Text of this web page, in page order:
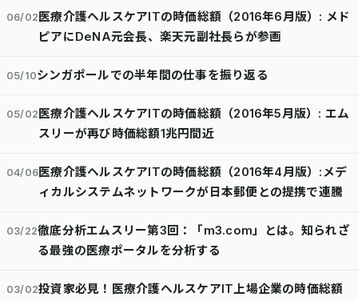
06/02医療介護ヘルスケアITの時価総額（2016年6月版）: メド
ピアにDeNA元会長、楽天元副社長らが参画
05/10シンガポールでの半年間の仕事を振り返る
05/02医療介護ヘルスケアITの時価総額（2016年5月版）: エム
スリーが再び時価総額1兆円間近
04/06医療介護ヘルスケアITの時価総額（2016年4月版）:メデ
ィカルシステムネットワークが日本郵便との提携で連騰
03/22徹底分析エムスリー第3回：「m3.com」とは。知られざ
る最強の医療ポータルを分析する
03/02投資家必見！医療介護ヘルスケアIT上場企業の時価総額